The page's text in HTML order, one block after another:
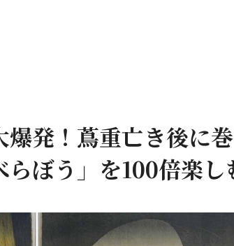
爆発！蔦重亡き後に
らぼう」を100倍楽